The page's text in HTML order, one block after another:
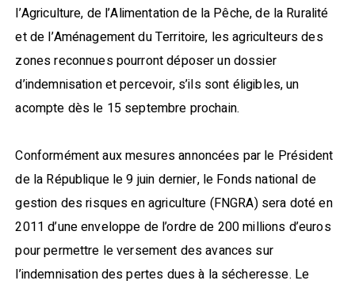
l’Agriculture, de l’Alimentation de la Pêche, de la Ruralité
et de l’Aménagement du Territoire, les agriculteurs des
zones reconnues pourront déposer un dossier
d’indemnisation et percevoir, s’ils sont éligibles, un
acompte dès le 15 septembre prochain.
Conformément aux mesures annoncées par le Président
de la République le 9 juin dernier, le Fonds national de
gestion des risques en agriculture (FNGRA) sera doté en
2011 d’une enveloppe de l’ordre de 200 millions d’euros
pour permettre le versement des avances sur
l’indemnisation des pertes dues à la sécheresse. Le